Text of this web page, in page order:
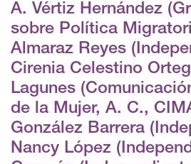
A. Vértiz Hernández
sobre Política
Almaraz Reyes
Cirenia Celestino
Lagunes
de la Mujer, A. C.,
González Barrera
Nancy López